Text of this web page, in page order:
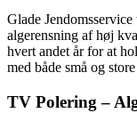
Glade
algerensning af høj
hvert andet år for at
med både små og
TV Polering –